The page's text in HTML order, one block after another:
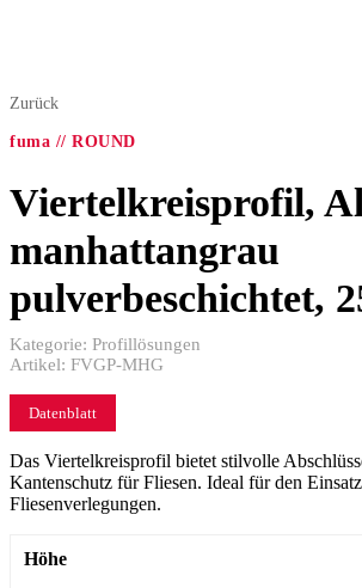
Zurück
fuma // ROUND
Viertelkreisprofil,
manhattangrau
pulverbeschichtet,
Kategorie: Profillösungen
Artikel: FVGP-MHG
Datenblatt
Das Viertelkreisprofil bietet stilvolle
Kantenschutz für Fliesen. Ideal für den
Fliesenverlegungen.
Höhe